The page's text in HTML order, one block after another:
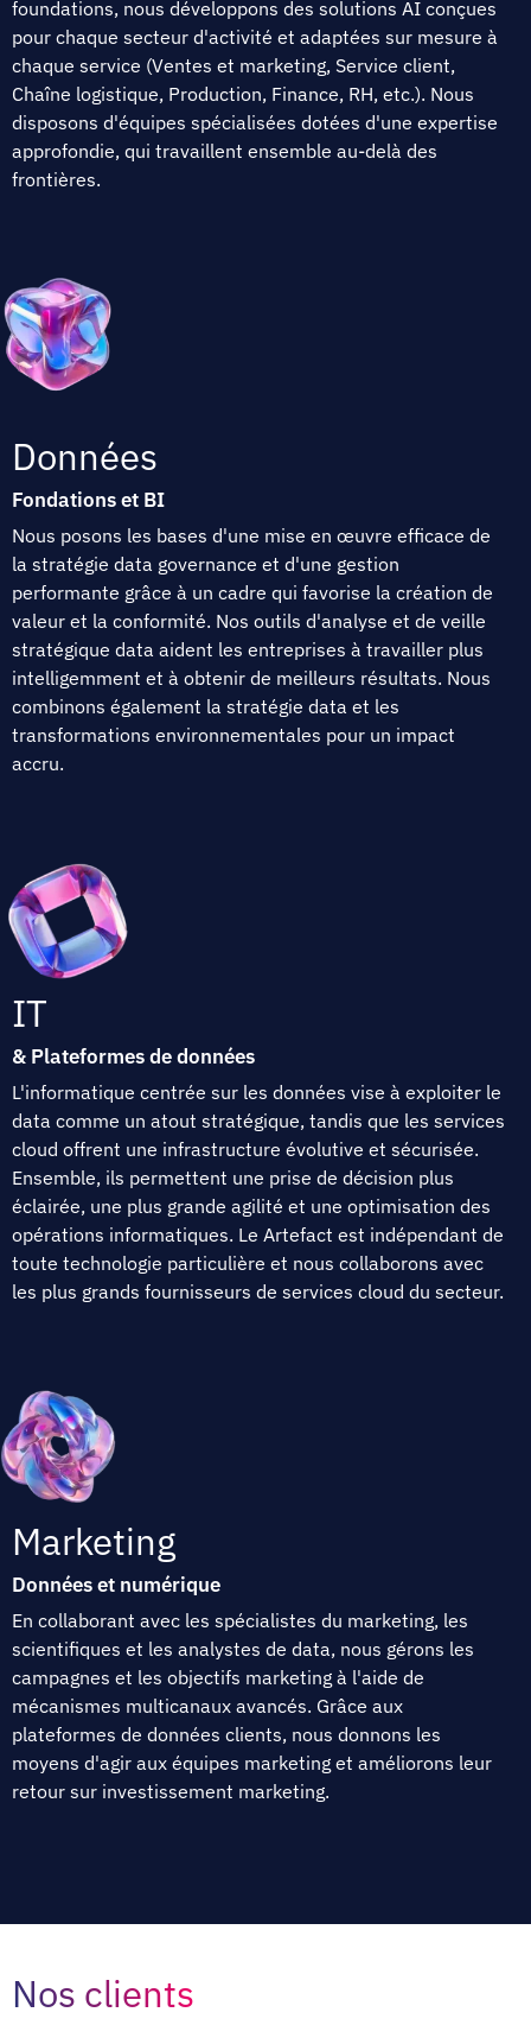
foundations, nous développons des solutions AI conçues
pour chaque secteur d'activité et adaptées sur mesure à
chaque service (Ventes et marketing, Service client,
Chaîne logistique, Production, Finance, RH, etc.). Nous
disposons d'équipes spécialisées dotées d'une expertise
approfondie, qui travaillent ensemble au-delà des
frontières.
Données
Fondations et BI
Nous posons les bases d'une mise en œuvre efficace de
la stratégie data governance et d'une gestion
performante grâce à un cadre qui favorise la création de
valeur et la conformité. Nos outils d'analyse et de veille
stratégique data aident les entreprises à travailler plus
intelligemment et à obtenir de meilleurs résultats. Nous
combinons également la stratégie data et les
transformations environnementales pour un impact
accru.
IT
& Plateformes de données
L'informatique centrée sur les données vise à exploiter le
data comme un atout stratégique, tandis que les services
cloud offrent une infrastructure évolutive et sécurisée.
Ensemble, ils permettent une prise de décision plus
éclairée, une plus grande agilité et une optimisation des
opérations informatiques. Le Artefact est indépendant de
toute technologie particulière et nous collaborons avec
les plus grands fournisseurs de services cloud du secteur.
Marketing
Données et numérique
En collaborant avec les spécialistes du marketing, les
scientifiques et les analystes de data, nous gérons les
campagnes et les objectifs marketing à l'aide de
mécanismes multicanaux avancés. Grâce aux
plateformes de données clients, nous donnons les
moyens d'agir aux équipes marketing et améliorons leur
retour sur investissement marketing.
Nos clients